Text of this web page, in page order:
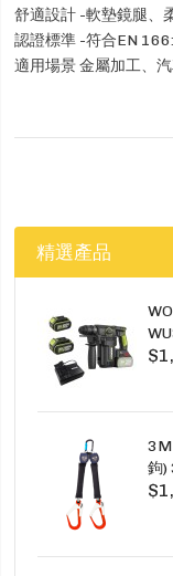
舒適設計 -軟墊鏡腿、
認證標準 -符合EN
適用場景 金屬加工、
精選產品
3M
鉤)